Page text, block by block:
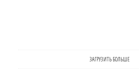
ЗАГРУЗИТЬ БОЛЬШЕ